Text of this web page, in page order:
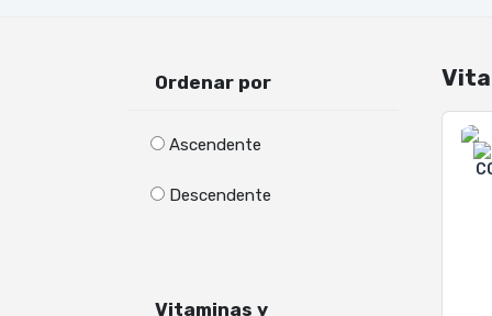
Ordenar por
Ascendente
Descendente
Vitaminas y